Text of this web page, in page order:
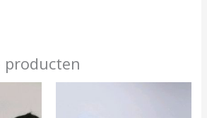
producten